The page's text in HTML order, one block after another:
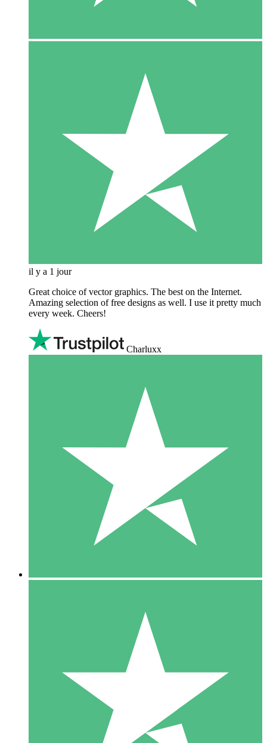
il y a 1 jour
Great choice of vector graphics. The best on the Internet.
Amazing selection of free designs as well. I use it pretty much
every week. Cheers!
Charluxx